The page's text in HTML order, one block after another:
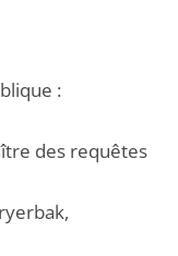
:
des requêtes